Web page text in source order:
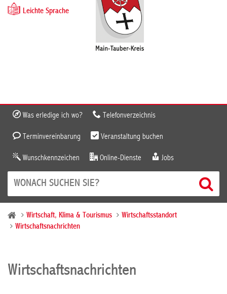
Leichte Sprache
Was erledige ich wo? Telefonverzeichnis
Terminvereinbarung Veranstaltung buchen
Wunschkennzeichen Online-Dienste Jobs
Wirtschaft, Klima & Tourismus
Wirtschaftsstandort
Wirtschaftsnachrichten
Wirtschaftsnachrichten